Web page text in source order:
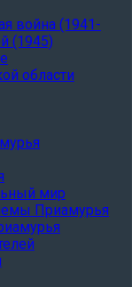
война (1941-
(1945)
области
мир
Приамурья